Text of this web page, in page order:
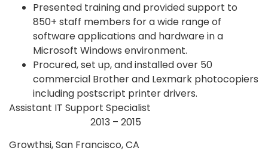
Presented training and provided support to
850+ staff members for a wide range of
software applications and hardware in a
Microsoft Windows environment.
Procured, set up, and installed over 50
commercial Brother and Lexmark photocopiers
including postscript printer drivers.
Assistant IT Support Specialist
2013 – 2015
Growthsi, San Francisco, CA